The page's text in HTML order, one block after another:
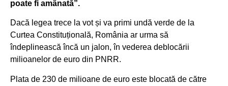
poate fi amânată”.
Dacă legea trece la vot și va primi undă verde de la
Curtea Constituțională, România ar urma să
îndeplinească încă un jalon, în vederea deblocării
milioanelor de euro din PNRR.
Plata de 230 de milioane de euro este blocată de către